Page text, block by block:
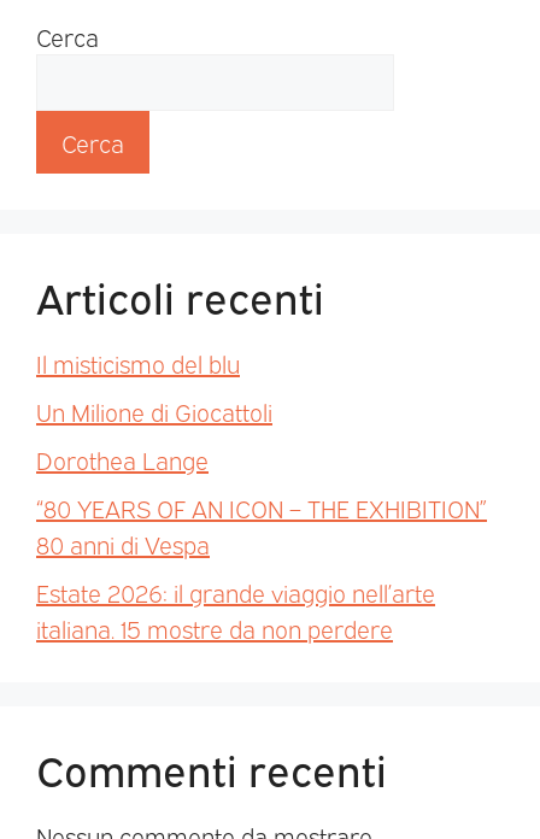
Cerca
Cerca
Articoli recenti
Il misticismo del blu
Un Milione di Giocattoli
Dorothea Lange
“80 YEARS OF AN ICON – THE EXHIBITION”
80 anni di Vespa
Estate 2026: il grande viaggio nell’arte
italiana. 15 mostre da non perdere
Commenti recenti